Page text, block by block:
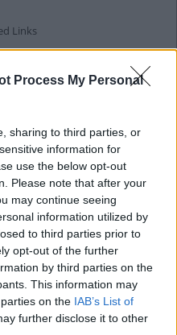
Process My Personal
sharing to third parties, or
information for
use the below opt-out
Please note that after your
may continue seeing
information utilized by
to third parties prior to
opt-out of the further
by third parties on the
This information may
on the IAB’s List of
further disclose it to other